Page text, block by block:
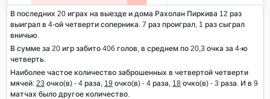
В последних 20 играх на выезде и дома Рахолан Пиркива 12 раз
выиграл в 4-ой четверти соперника. 7 раз проиграл, 1 раз сыграл
вничью.
В сумме за 20 игр забито 406 голов, в среднем по 20,3 очка за 4-ю
четверть.
Наиболее частое количество заброшенных в четвертой четверти
мячей: 23 очко(в) - 4 раза, 19 очко(в) - 4 раза, 18 очко(в) - 3 раза. И в 9
матчах было другое количество.